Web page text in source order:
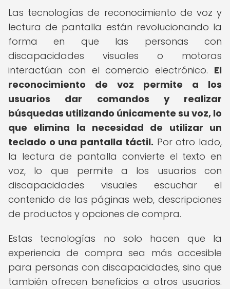
Las tecnologías de reconocimiento de voz y
lectura de pantalla están revolucionando la
forma en que las personas con
discapacidades visuales o motoras
interactúan con el comercio electrónico. El
reconocimiento de voz permite a los
usuarios dar comandos y realizar
búsquedas utilizando únicamente su voz, lo
que elimina la necesidad de utilizar un
teclado o una pantalla táctil. Por otro lado,
la lectura de pantalla convierte el texto en
voz, lo que permite a los usuarios con
discapacidades visuales escuchar el
contenido de las páginas web, descripciones
de productos y opciones de compra.
Estas tecnologías no solo hacen que la
experiencia de compra sea más accesible
para personas con discapacidades, sino que
también ofrecen beneficios a otros usuarios.